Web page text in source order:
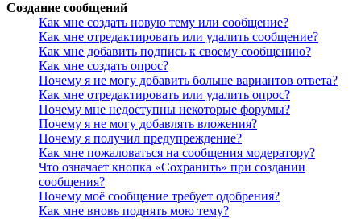
Создание сообщений
Как мне создать новую тему или сообщение?
Как мне отредактировать или удалить сообщение?
Как мне добавить подпись к своему сообщению?
Как мне создать опрос?
Почему я не могу добавить больше вариантов ответа?
Как мне отредактировать или удалить опрос?
Почему мне недоступны некоторые форумы?
Почему я не могу добавлять вложения?
Почему я получил предупреждение?
Как мне пожаловаться на сообщения модератору?
Что означает кнопка «Сохранить» при создании
сообщения?
Почему моё сообщение требует одобрения?
Как мне вновь поднять мою тему?